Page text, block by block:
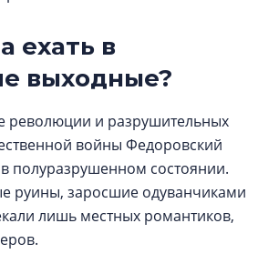
ехать в
выходные?
революции и разрушительных
войны Федоровский
полуразрушенном состоянии.
руины, заросшие одуванчиками
лишь местных романтиков,